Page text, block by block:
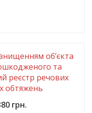
знищенням об’єкта
та
реєстр речових
обтяжень
грн.